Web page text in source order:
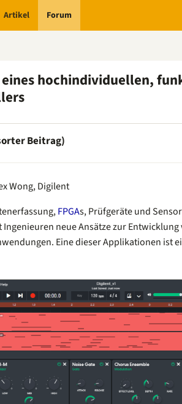
Artikel Forum
hochindividuellen,
Beitrag)
Wong, Digilent
FPGAs, Prüfgeräte und
neue Ansätze zur
Eine dieser Applikationen ist